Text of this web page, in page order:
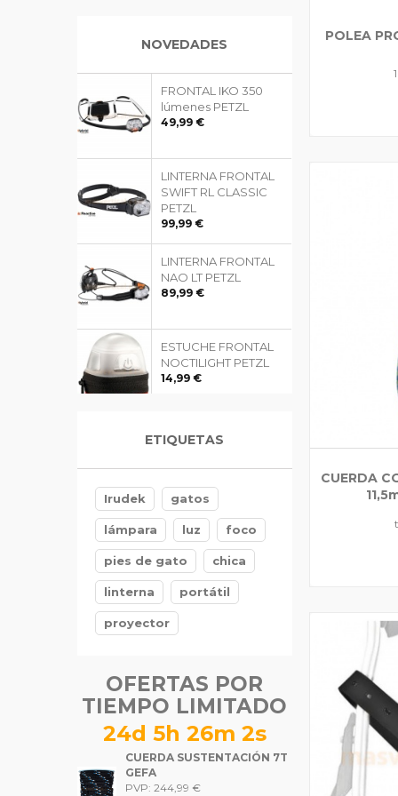
POLEA
CUERDA
NOVEDADES
FRONTAL IKO 350
lúmenes PETZL
49,99 €
LINTERNA FRONTAL
SWIFT RL CLASSIC
PETZL
99,99 €
LINTERNA FRONTAL
NAO LT PETZL
89,99 €
ESTUCHE FRONTAL
NOCTILIGHT PETZL
14,99 €
FORESTER'S
ETIQUETAS
Irudek gatos
lámpara luz foco
pies de gato chica
linterna portátil
proyector
OFERTAS POR
TIEMPO LIMITADO
24d 5h 26m 0s
CUERDA SUSTENTACIÓN 7T
GEFA
PVP: 244,99 €